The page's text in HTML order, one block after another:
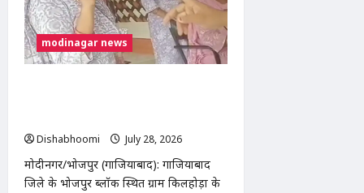
और
ट्रक
की
टक्कर
में
3
modinagar news
Dishabhoomi
July 28, 2026
मोदीनगर/भोजपुर (गाजियाबाद): गाजियाबाद
जिले के भोजपुर ब्लॉक स्थित ग्राम किलहोड़ा के